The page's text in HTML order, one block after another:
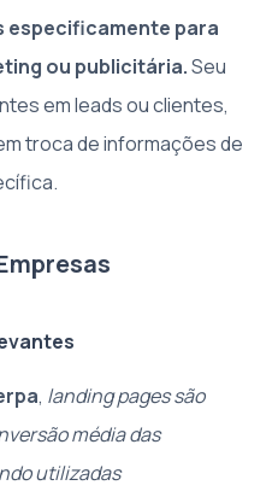
especificamente para
ou publicitária.Seu
em leads ou clientes,
troca de informações de
, landing pages são
média das
utilizadas